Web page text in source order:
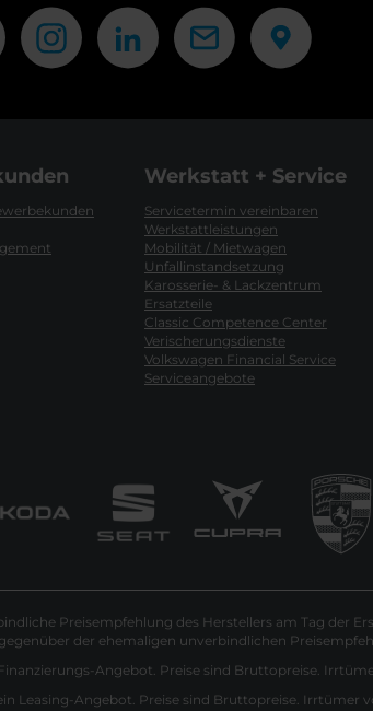
Werkstatt + Service
Servicetermin vereinbaren
Werkstattleistungen
Mobilität / Mietwagen
Unfallinstandsetzung
Karosserie- & Lackzentrum
Ersatzteile
Classic Competence Center
Verischerungsdienste
Volkswagen Financial Service
Serviceangebote
Preisempfehlung des Herstellers am Tag der
der ehemaligen unverbindlichen
Angebot. Preise sind Bruttopreise.
Leasing-Angebot. Preise sind Bruttopreise. Irrtümer